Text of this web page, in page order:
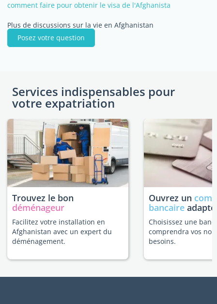
comment faire pour obtenir le visa de l'Afghanista
Plus de discussions sur la vie en Afghanistan
Posez votre question
Services indispensables pour
votre expatriation
Trouvez le bon
déménageur
Facilitez votre installation en
Afghanistan avec un expert du
déménagement.
Ouvrez un
bancaire adapté
Choisissez une
comprendra vos
besoins.